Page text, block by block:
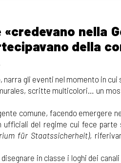
nella
della
narra gli eventi nel momento in
scritte multicolori… un
comune, facendo emergere
ufficiali del regime cui fece
für Staatssicherheit),
disegnare in classe i loghi dei